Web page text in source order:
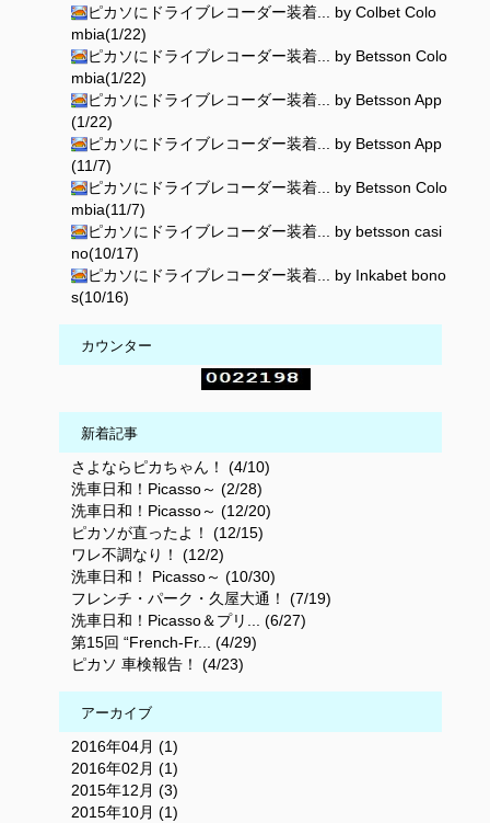
ピカソにドライブレコーダー装着... by Colbet Colo
mbia(1/22)
ピカソにドライブレコーダー装着... by Betsson Colo
mbia(1/22)
ピカソにドライブレコーダー装着... by Betsson App
(1/22)
ピカソにドライブレコーダー装着... by Betsson App
(11/7)
ピカソにドライブレコーダー装着... by Betsson Colo
mbia(11/7)
ピカソにドライブレコーダー装着... by betsson casi
no(10/17)
ピカソにドライブレコーダー装着... by Inkabet bono
s(10/16)
カウンター
新着記事
さよならピカちゃん！ (4/10)
洗車日和！Picasso～ (2/28)
洗車日和！Picasso～ (12/20)
ピカソが直ったよ！ (12/15)
ワレ不調なり！ (12/2)
洗車日和！ Picasso～ (10/30)
フレンチ・パーク・久屋大通！ (7/19)
洗車日和！Picasso＆プリ... (6/27)
第15回 “French-Fr... (4/29)
ピカソ 車検報告！ (4/23)
アーカイブ
2016年04月 (1)
2016年02月 (1)
2015年12月 (3)
2015年10月 (1)